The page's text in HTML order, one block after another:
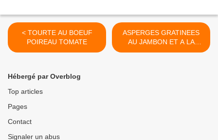
< TOURTE AU BOEUF
POIREAU TOMATE
ASPERGES GRATINEES
AU JAMBON ET A LA
CANCOILLOTTE >
Hébergé par Overblog
Top articles
Pages
Contact
Signaler un abus